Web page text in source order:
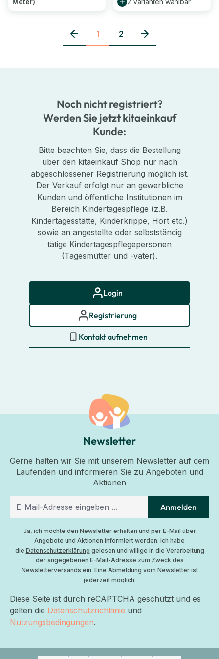
Meter) 2 Varianten wählbar
Seite
1 Seite
2
Noch nicht registriert?
Werden Sie jetzt kitaeinkauf
Kunde:
Bitte beachten Sie, dass die Bestellung
über den kitaeinkauf Shop nur nach
abgeschlossener Registrierung möglich ist.
Der Verkauf erfolgt nur an gewerbliche
Kunden und öffentliche Institutionen im
Bereich Kindertagespflege (z.B.
Kindertagesstätte, Kinderkrippe, Hort etc.)
sowie an angestellte oder selbstständig
tätige Kindertagespflegepersonen
(Tagesmütter und -väter).
Login
Registrierung
Kontakt aufnehmen
Newsletter
Gerne halten wir Sie mit unserem Newsletter auf dem
Laufenden und informieren Sie zu Angeboten und
Aktionen
Anmelden
Ja, ich möchte den Newsletter erhalten und per E-Mail über
Angebote und Aktionen informiert werden. Ich habe
die Datenschutzerklärung gelesen und willige in die Verarbeitung
der angegebenen E-Mail-Adresse zum Zweck des
Newsletterversands ein. Eine Abmeldung vom Newsletter ist
jederzeit möglich.
Diese Seite ist durch reCAPTCHA geschützt und es
gelten die Datenschutzrichtlinie und
Nutzungsbedingungen.